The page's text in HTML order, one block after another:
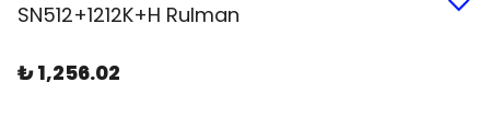
SN512+1212K+H Rulman
₺ 1,256.02